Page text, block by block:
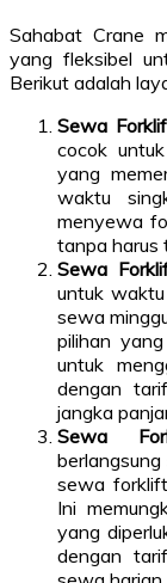
Sahabat Crane
yang fleksibel
Berikut adalah
Sewa
cocok
yang
waktu
menyewa
tanpa harus
Sewa
untuk
sewa
pilihan
untuk
dengan
jangka
Sewa
sewa
Ini
yang
dengan